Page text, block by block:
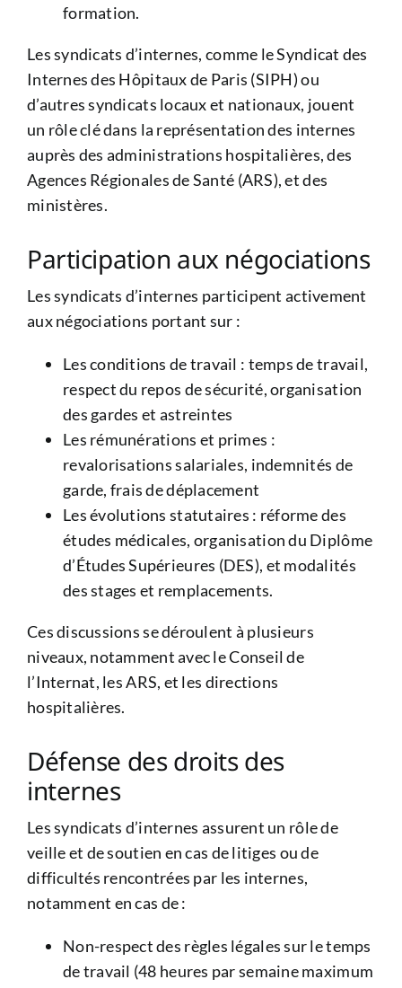
formation.
Les syndicats d’internes, comme le Syndicat des
Internes des Hôpitaux de Paris (SIPH) ou
d’autres syndicats locaux et nationaux, jouent
un rôle clé dans la représentation des internes
auprès des administrations hospitalières, des
Agences Régionales de Santé (ARS), et des
ministères.
Participation aux négociations
Les syndicats d’internes participent activement
aux négociations portant sur :
Les conditions de travail : temps de travail,
respect du repos de sécurité, organisation
des gardes et astreintes
Les rémunérations et primes :
revalorisations salariales, indemnités de
garde, frais de déplacement
Les évolutions statutaires : réforme des
études médicales, organisation du Diplôme
d’Études Supérieures (DES), et modalités
des stages et remplacements.
Ces discussions se déroulent à plusieurs
niveaux, notamment avec le Conseil de
l’Internat, les ARS, et les directions
hospitalières.
Défense des droits des
internes
Les syndicats d’internes assurent un rôle de
veille et de soutien en cas de litiges ou de
difficultés rencontrées par les internes,
notamment en cas de :
Non-respect des règles légales sur le temps
de travail (48 heures par semaine maximum